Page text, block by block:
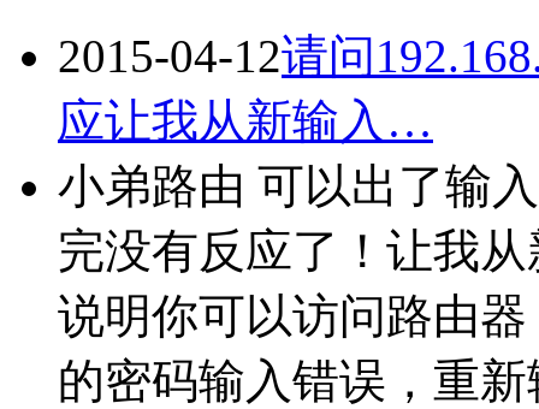
2015-04-12请问
应让我从新输入…
小弟路由 可以出了输
完没有反应了！让我
说明你可以访问路由
的密码输入错误，重